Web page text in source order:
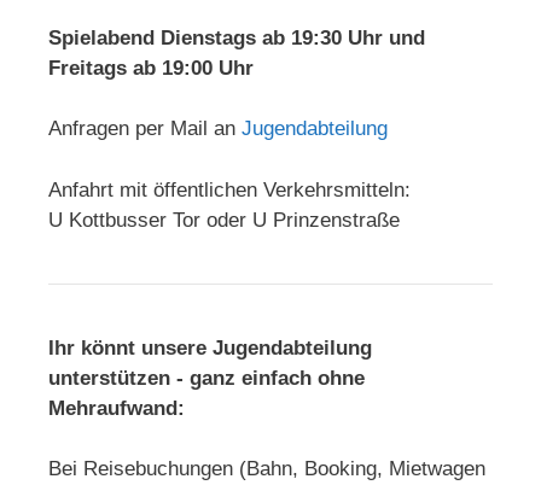
Spielabend Dienstags ab 19:30 Uhr und
Freitags ab 19:00 Uhr
Anfragen per Mail an Jugendabteilung
Anfahrt mit öffentlichen Verkehrsmitteln:
U Kottbusser Tor oder U Prinzenstraße
Ihr könnt unsere Jugendabteilung
unterstützen - ganz einfach ohne
Mehraufwand:
Bei Reisebuchungen (Bahn, Booking, Mietwagen